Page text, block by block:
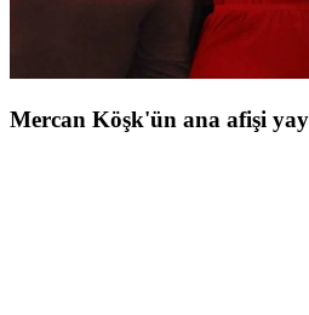
Mercan Köşk'ün ana afişi